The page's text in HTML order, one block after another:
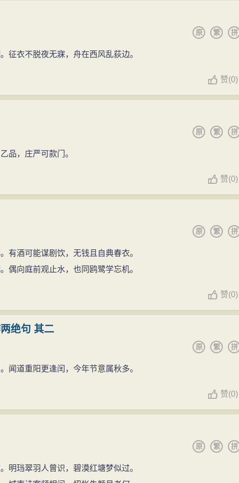
拼
繁
原
征衣不脱夜无寐，舟在西风乱荻边。
赞(0)
拼
繁
原
品，庄严可款门。
赞(0)
拼
繁
原
有酒可能谋剧饮，无钱且自典春衣。
偶向庭前观止水，也同鸥鹭学忘机。
赞(0)
绝句 其二
拼
繁
原
闻道重阳更逢闰，今年节意属秋多。
赞(0)
拼
繁
原
明珰翠羽人曾识，碧漠红塘梦似过。